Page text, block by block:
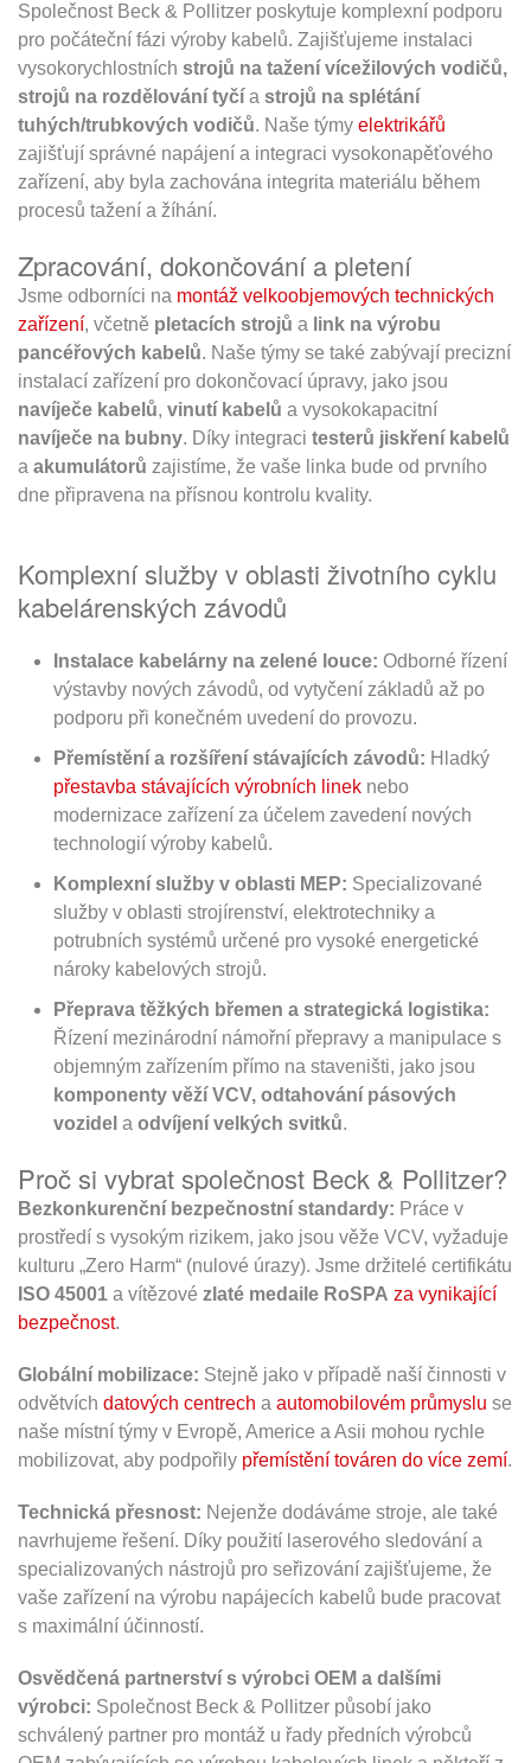
Společnost Beck & Pollitzer poskytuje komplexní podporu
pro počáteční fázi výroby kabelů. Zajišťujeme instalaci
vysokorychlostních strojů na tažení vícežilových vodičů,
strojů na rozdělování tyčí a strojů na splétání
tuhých/trubkových vodičů. Naše týmy elektrikářů
zajišťují správné napájení a integraci vysokonapěťového
zařízení, aby byla zachována integrita materiálu během
procesů tažení a žíhání.
Zpracování, dokončování a pletení
Jsme odborníci na montáž velkoobjemových technických
zařízení, včetně pletacích strojů a link na výrobu
pancéřových kabelů. Naše týmy se také zabývají precizní
instalací zařízení pro dokončovací úpravy, jako jsou
navíječe kabelů, vinutí kabelů a vysokokapacitní
navíječe na bubny. Díky integraci testerů jiskření kabelů
a akumulátorů zajistíme, že vaše linka bude od prvního
dne připravena na přísnou kontrolu kvality.
Komplexní služby v oblasti životního cyklu
kabelárenských závodů
Instalace kabelárny na zelené louce: Odborné řízení
výstavby nových závodů, od vytyčení základů až po
podporu při konečném uvedení do provozu.
Přemístění a rozšíření stávajících závodů: Hladký
přestavba stávajících výrobních linek nebo
modernizace zařízení za účelem zavedení nových
technologií výroby kabelů.
Komplexní služby v oblasti MEP: Specializované
služby v oblasti strojírenství, elektrotechniky a
potrubních systémů určené pro vysoké energetické
nároky kabelových strojů.
Přeprava těžkých břemen a strategická logistika:
Řízení mezinárodní námořní přepravy a manipulace s
objemným zařízením přímo na staveništi, jako jsou
komponenty věží VCV, odtahování pásových
vozidel a odvíjení velkých svitků.
Proč si vybrat společnost Beck & Pollitzer?
Bezkonkurenční bezpečnostní standardy: Práce v
prostředí s vysokým rizikem, jako jsou věže VCV, vyžaduje
kulturu „Zero Harm“ (nulové úrazy). Jsme držitelé certifikátu
ISO 45001 a vítězové zlaté medaile RoSPA za vynikající
bezpečnost.
Globální mobilizace: Stejně jako v případě naší činnosti v
odvětvích datových centrech a automobilovém průmyslu se
naše místní týmy v Evropě, Americe a Asii mohou rychle
mobilizovat, aby podpořily přemístění továren do více zemí.
Technická přesnost: Nejenže dodáváme stroje, ale také
navrhujeme řešení. Díky použití laserového sledování a
specializovaných nástrojů pro seřizování zajišťujeme, že
vaše zařízení na výrobu napájecích kabelů bude pracovat
s maximální účinností.
Osvědčená partnerství s výrobci OEM a dalšími
výrobci: Společnost Beck & Pollitzer působí jako
schválený partner pro montáž u řady předních výrobců